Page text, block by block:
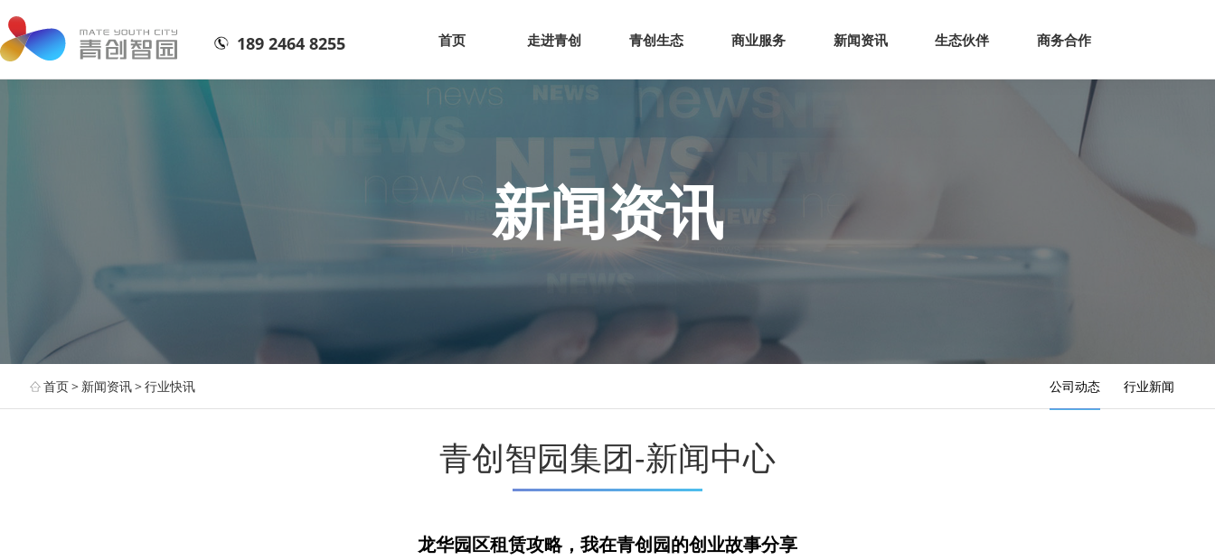
网站首页 走进青创 青创生态 商业服务 新闻资讯 生态伙伴
189 2464 8255 首页 走进青创 青创生态 商业服务 新闻资讯 生态伙伴 商务合作
新闻资讯
首页> 新闻资讯>行业快讯 公司动态 行业新闻
青创智园集团-新闻中心
龙华园区租赁攻略，我在青创园的创业故事分享